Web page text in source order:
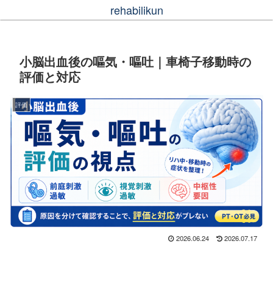
rehabilikun
小脳出血後の嘔気・嘔吐｜車椅子移動時の
評価と対応
評価
2026.06.24 2026.07.17